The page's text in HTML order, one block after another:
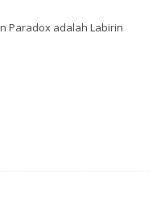
Paradox adalah Labirin